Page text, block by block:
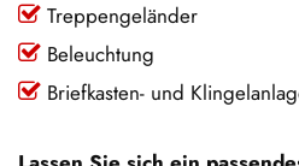
Treppengeländer
Beleuchtung
Briefkasten- und